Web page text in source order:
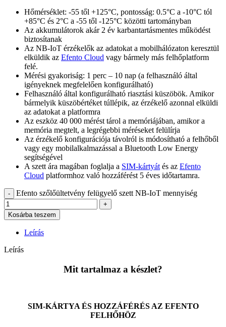
Hőmérséklet: -55 től +125°C, pontosság: 0.5°C a -10°C tól
+85°C és 2°C a -55 től -125°C közötti tartományban
Az akkumulátorok akár 2 év karbantartásmentes működést
biztosítanak
Az NB-IoT érzékelők az adatokat a mobilhálózaton keresztül
elküldik az Efento Cloud vagy bármely más felhőplatform
felé.
Mérési gyakoriság: 1 perc – 10 nap (a felhasználó által
igényeknek megfelelően konfigurálható)
Felhasználó által konfigurálható riasztási küszöbök. Amikor
bármelyik küszöbértéket túllépik, az érzékelő azonnal elküldi
az adatokat a platformra
Az eszköz 40 000 mérést tárol a memóriájában, amikor a
memória megtelt, a legrégebbi méréseket felülírja
Az érzékelő konfigurációja távolról is módosítható a felhőből
vagy egy mobilalkalmazással a Bluetooth Low Energy
segítségével
A szett ára magában foglalja a SIM-kártyát és az Efento
Cloud platformhoz való hozzáférést 5 éves időtartamra.
Efento szőlőültetvény felügyelő szett NB-IoT mennyiség
Kosárba teszem
Leírás
Leírás
Mit tartalmaz a készlet?
SIM-KÁRTYA ÉS HOZZÁFÉRÉS AZ EFENTO
FELHŐHÖZ